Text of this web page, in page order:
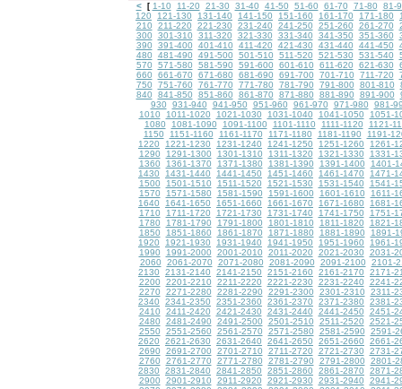
< [ 1-10 11-20 21-30 31-40 41-50 51-60 61-70 71-80
81-
120
121-130 131-140 141-150 151-160 161-170 171-180
210
211-220 221-230 231-240 241-250 251-260 261-270
300
301-310 311-320 321-330 331-340 341-350 351-360
390
391-400 401-410 411-420 421-430 431-440 441-450
480
481-490 491-500 501-510 511-520 521-530 531-540
570
571-580 581-590 591-600 601-610 611-620 621-630
660
661-670 671-680 681-690 691-700 701-710 711-720
750
751-760 761-770 771-780 781-790 791-800 801-810
840
841-850 851-860 861-870 871-880 881-890 891-900
930
931-940 941-950 951-960 961-970 971-980
981-
1010
1011-1020 1021-1030 1031-1040 1041-1050
1051-
1080
1081-1090 1091-1100 1101-1110 1111-1120
1121-
1150
1151-1160 1161-1170 1171-1180 1181-1190
1191-
1220
1221-1230 1231-1240 1241-1250 1251-1260
1261-
1290
1291-1300 1301-1310 1311-1320 1321-1330
1331-
1360
1361-1370 1371-1380 1381-1390 1391-1400
1401-
1430
1431-1440 1441-1450 1451-1460 1461-1470
1471-
1500
1501-1510 1511-1520 1521-1530 1531-1540
1541-
1570
1571-1580 1581-1590 1591-1600 1601-1610
1611-
1640
1641-1650 1651-1660 1661-1670 1671-1680
1681-
1710
1711-1720 1721-1730 1731-1740 1741-1750
1751-
1780
1781-1790 1791-1800 1801-1810 1811-1820
1821-
1850
1851-1860 1861-1870 1871-1880 1881-1890
1891-
1920
1921-1930 1931-1940 1941-1950 1951-1960
1961-
1990
1991-2000 2001-2010 2011-2020 2021-2030
2031-
2060
2061-2070 2071-2080 2081-2090 2091-2100
2101-
2130
2131-2140 2141-2150 2151-2160 2161-2170
2171-
2200
2201-2210 2211-2220 2221-2230 2231-2240
2241-
2270
2271-2280 2281-2290 2291-2300 2301-2310
2311-
2340
2341-2350 2351-2360 2361-2370 2371-2380
2381-
2410
2411-2420 2421-2430 2431-2440 2441-2450
2451-
2480
2481-2490 2491-2500 2501-2510 2511-2520
2521-
2550
2551-2560 2561-2570 2571-2580 2581-2590
2591-
2620
2621-2630 2631-2640 2641-2650 2651-2660
2661-
2690
2691-2700 2701-2710 2711-2720 2721-2730
2731-
2760
2761-2770 2771-2780 2781-2790 2791-2800
2801-
2830
2831-2840 2841-2850 2851-2860 2861-2870
2871-
2900
2901-2910 2911-2920 2921-2930 2931-2940
2941-